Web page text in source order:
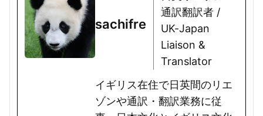
sachifre
通訳翻訳者 /
UK-Japan
Liaison &
Translator
イギリス在住で日英間のリエ
ゾンや通訳・翻訳業務に従